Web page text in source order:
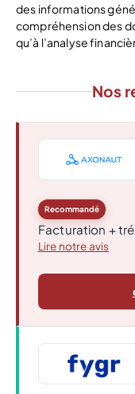
des informations
compréhension des
qu’à l’analyse
Nos
Recommandé
Facturation +
Lire notre avis